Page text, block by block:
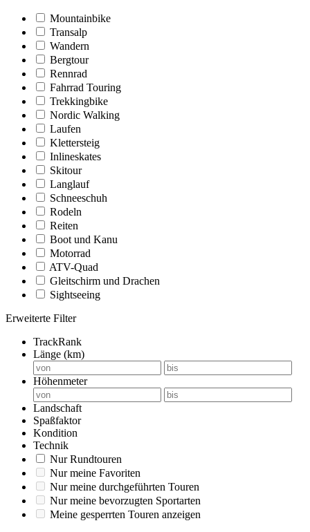
Mountainbike
Transalp
Wandern
Bergtour
Rennrad
Fahrrad Touring
Trekkingbike
Nordic Walking
Laufen
Klettersteig
Inlineskates
Skitour
Langlauf
Schneeschuh
Rodeln
Reiten
Boot und Kanu
Motorrad
ATV-Quad
Gleitschirm und Drachen
Sightseeing
Erweiterte Filter
TrackRank
Länge (km)
Höhenmeter
Landschaft
Spaßfaktor
Kondition
Technik
Nur Rundtouren
Nur meine Favoriten
Nur meine durchgeführten Touren
Nur meine bevorzugten Sportarten
Meine gesperrten Touren anzeigen